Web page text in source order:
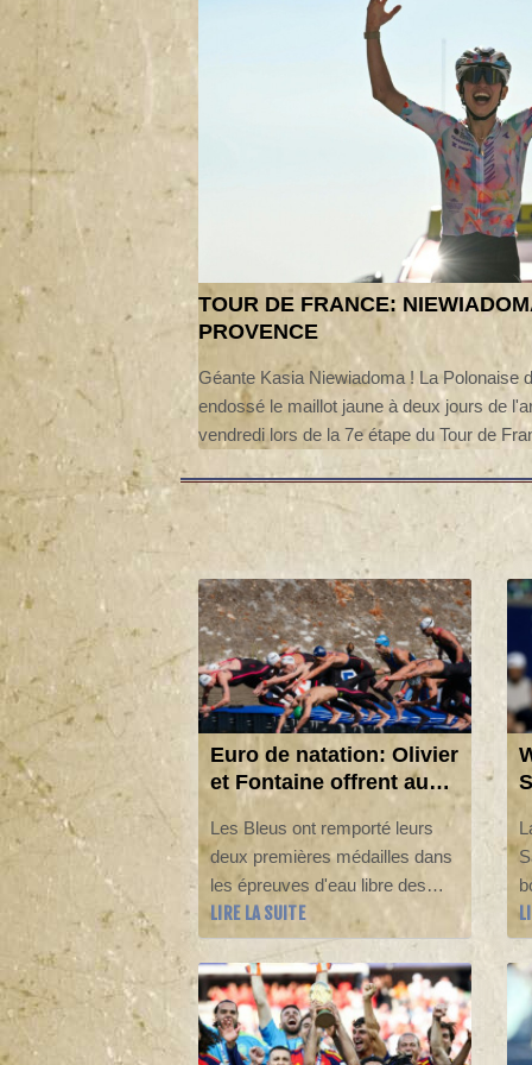
TOUR DE FRANCE:
PROVENCE
Géante Kasia Niewiadoma ! La Polonaise
endossé le maillot jaune à deux jours de
vendredi lors de la 7e étape du Tour de
Ventoux, au terme d'un solo de près de
Euro de natation: Olivier
et Fontaine offrent aux
Bleus deux médailles en
eau libre
Les Bleus ont remporté leurs
deux premières médailles dans
les épreuves d'eau libre des
Championnats d'Europe de
natation, grâce à Marc-Antoine
Olivier et Logan Fontaine,
respectivement en argent et en
bronze au 3 km knock-out,
vendredi dans la Seine à Paris.
LIRE LA SUITE